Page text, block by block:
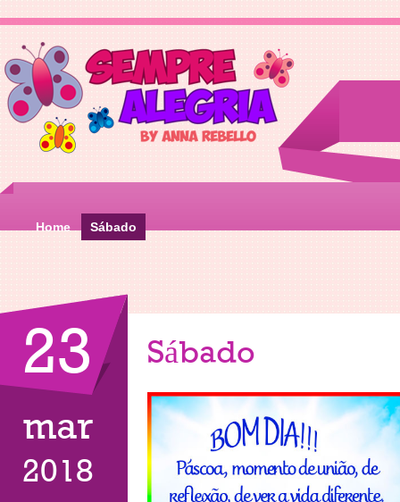
Home Sábado
23
mar
2018
Sábado